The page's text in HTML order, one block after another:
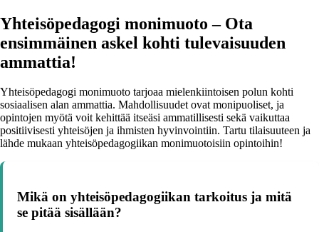
Yhteisöpedagogi monimuoto – Ota
ensimmäinen askel kohti tulevaisuuden
ammattia!
Yhteisöpedagogi monimuoto tarjoaa mielenkiintoisen polun kohti
sosiaalisen alan ammattia. Mahdollisuudet ovat monipuoliset, ja
opintojen myötä voit kehittää itseäsi ammatillisesti sekä vaikuttaa
positiivisesti yhteisöjen ja ihmisten hyvinvointiin. Tartu tilaisuuteen ja
lähde mukaan yhteisöpedagogiikan monimuotoisiin opintoihin!
Mikä on yhteisöpedagogiikan tarkoitus ja mitä
se pitää sisällään?